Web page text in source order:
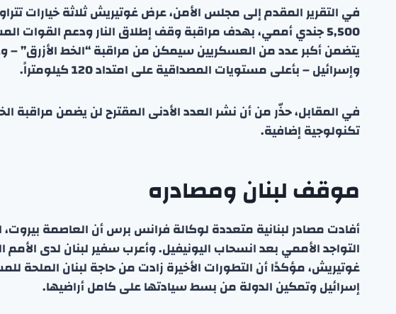
5,500 جندي أممي، بهدف مراقبة وقف إطلاق النار ودعم القوات
يتضمن أكبر عدد من العسكريين سيمكن من مراقبة “الخط الأزرق” –
وإسرائيل – بأعلى مستويات المصداقية على امتداد 120 كيلومتراً.
في المقابل، حذّر من أن نشر العدد الأدنى المقترح لن يضمن مراقبة
تكنولوجية إضافية.
موقف لبنان ومصادره
أفادت مصادر لبنانية متعددة لوكالة فرانس برس أن العاصمة بيروت،
التواجد الأممي بعد انسحاب اليونيفيل. وأعرب سفير لبنان لدى
غوتيريش، مؤكدًا أن التطورات الأخيرة زادت من حاجة لبنان الملحة
إسرائيل وتمكين الدولة من بسط سيادتها على كامل أراضيها.